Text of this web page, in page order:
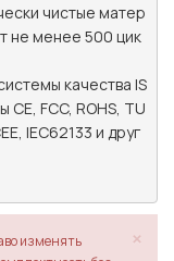
чистые матер
не менее 500 цик
качества IS
FCC, ROHS, TU
IEC62133 и друг
×
изменять